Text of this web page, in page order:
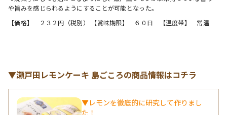
や旨みを感じられるようにすることが可能となった。
【価格】　２３２円（税別） 【賞味期限】　６０日　【温度帯】　常温
▼瀬戸田レモンケーキ 島ごころの商品情報はコチラ
▼レモンを徹底的に研究して作りまし
た！